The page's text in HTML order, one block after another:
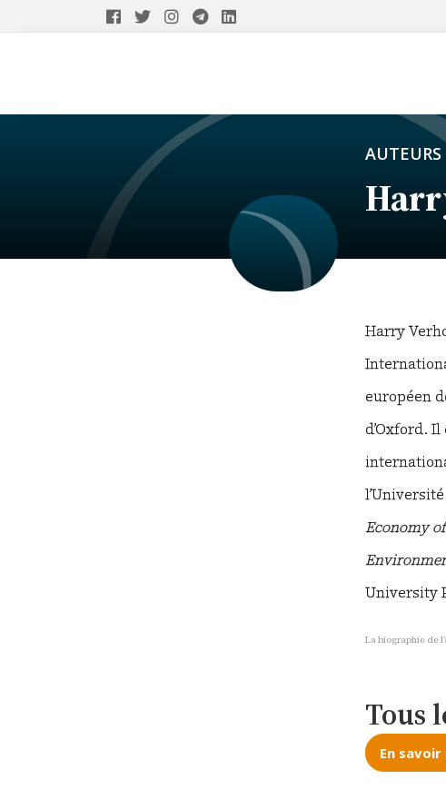
AUTEURS
Harry
européen
d’Oxford.
Economy
University
La biographie de
Tous
En savoir